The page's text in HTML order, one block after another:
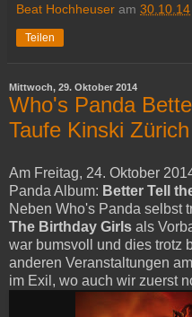
Beat Hochheuser am 30.10.14
Teilen
Mittwoch, 29. Oktober 2014
Who's Panda
Taufe Kinski Zürich
Am Freitag, 24. Oktober
Panda Album: Better Tell
Neben Who's Panda selbst
The Birthday Girls als
war bumsvoll und dies trotz
anderen Veranstaltungen
im Exil, wo auch wir zuerst